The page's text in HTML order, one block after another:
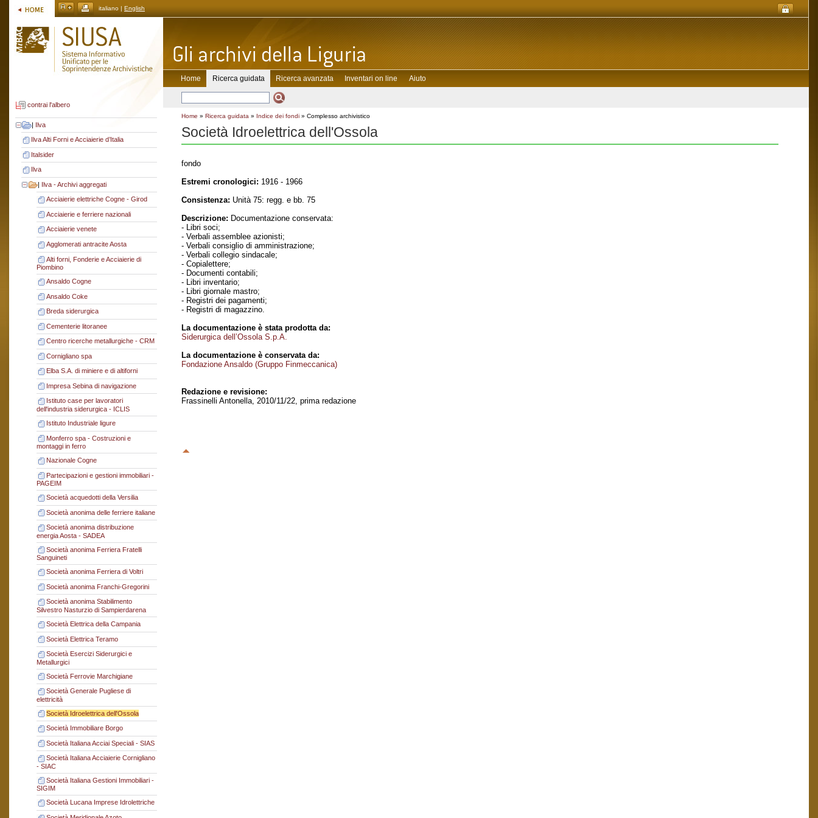
italiano | English
contrai l'albero
| Ilva
Ilva Alti Forni e Acciaierie d’Italia
Italsider
Ilva
| Ilva - Archivi aggregati
Acciaierie elettriche Cogne - Girod
Acciaierie e ferriere nazionali
Acciaierie venete
Agglomerati antracite Aosta
Alti forni, Fonderie e Acciaierie di
Piombino
Ansaldo Cogne
Ansaldo Coke
Breda siderurgica
Cementerie litoranee
Centro ricerche metallurgiche - CRM
Cornigliano spa
Elba S.A. di miniere e di altiforni
Impresa Sebina di navigazione
Istituto case per lavoratori
dell'industria siderurgica - ICLIS
Istituto Industriale ligure
Monferro spa - Costruzioni e
montaggi in ferro
Nazionale Cogne
Partecipazioni e gestioni immobiliari -
PAGEIM
Società acquedotti della Versilia
Società anonima delle ferriere italiane
Società anonima distribuzione
energia Aosta - SADEA
Società anonima Ferriera Fratelli
Sanguineti
Società anonima Ferriera di Voltri
Società anonima Franchi-Gregorini
Società anonima Stabilimento
Silvestro Nasturzio di Sampierdarena
Società Elettrica della Campania
Società Elettrica Teramo
Società Esercizi Siderurgici e
Metallurgici
Società Ferrovie Marchigiane
Società Generale Pugliese di
elettricità
Società Idroelettrica dell'Ossola
Società Immobiliare Borgo
Società Italiana Acciai Speciali - SIAS
Società Italiana Acciaierie Cornigliano
- SIAC
Società Italiana Gestioni Immobiliari -
SIGIM
Società Lucana Imprese Idrolettriche
Home Ricerca guidata Ricerca avanzata Inventari on line Aiuto
Home » Ricerca guidata » Indice dei fondi » Complesso archivistico
Società Idroelettrica dell'Ossola
fondo
Estremi cronologici: 1916 - 1966
Consistenza: Unità 75: regg. e bb. 75
Descrizione: Documentazione conservata:
- Libri soci;
- Verbali assemblee azionisti;
- Verbali consiglio di amministrazione;
- Verbali collegio sindacale;
- Copialettere;
- Documenti contabili;
- Libri inventario;
- Libri giornale mastro;
- Registri dei pagamenti;
- Registri di magazzino.
La documentazione è stata prodotta da:
Siderurgica dell’Ossola S.p.A.
La documentazione è conservata da:
Fondazione Ansaldo (Gruppo Finmeccanica)
Redazione e revisione:
Frassinelli Antonella, 2010/11/22, prima redazione